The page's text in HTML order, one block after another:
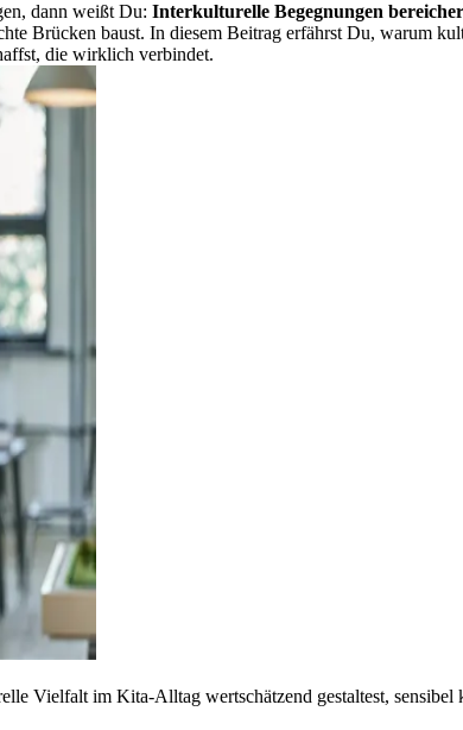
dann weißt Du: Interkulturelle Begegnungen
Brücken baust. In diesem Beitrag erfährst Du, warum
die wirklich verbindet.
Vielfalt im Kita-Alltag wertschätzend gestaltest,